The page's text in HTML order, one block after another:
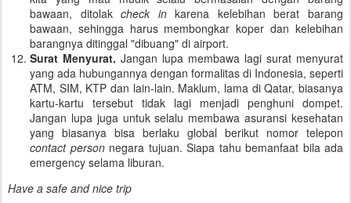
bawaan, ditolakcheck inkarena kelebihan berat barang
bawaan, sehingga harus membongkar koper dan kelebihan
barangnya ditinggal "dibuang" di airport.
Surat Menyurat. Jangan lupa membawa lagi surat menyurat
yang ada hubungannya dengan formalitas di Indonesia, seperti
ATM, SIM, KTP dan lain-lain. Maklum, lama di Qatar, biasanya
kartu-kartu tersebut tidak lagi menjadi penghuni dompet.
Jangan lupa juga untuk selalu membawa asuransi kesehatan
yang biasanya bisa berlaku global berikut nomor telepon
contact person negara tujuan. Siapa tahu bemanfaat bila ada
emergency selama liburan.
Have a safe and nice trip